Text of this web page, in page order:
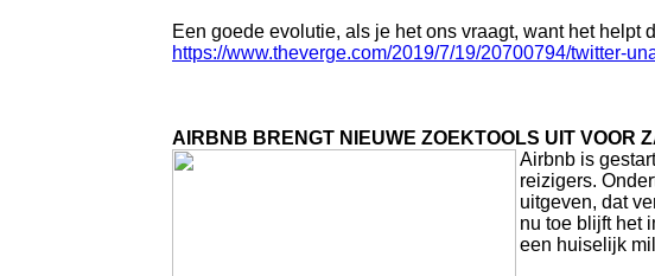
Een goede evolutie, als je het ons vraagt, want het helpt
https://www.theverge.com/2019/7/19/20700794/twitter-
AIRBNB BRENGT NIEUWE ZOEKTOOLS UIT VOOR
Airbnb is
reizigers.
uitgeven, dat
nu toe blijft het
een huiselijk